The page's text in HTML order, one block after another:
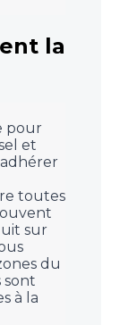
la
pour
et
toutes
sur
du
sont
à la